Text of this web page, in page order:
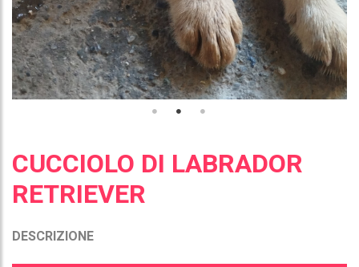
CUCCIOLO DI LABRADOR
RETRIEVER
DESCRIZIONE